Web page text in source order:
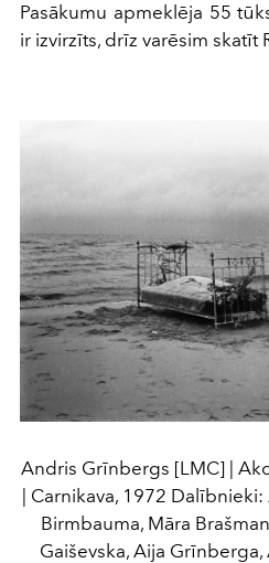
Pasākumu apmeklēja 55
ir izvirzīts, drīz varēsim skatīt
Andris Grīnbergs [LMC] |
| Carnikava, 1972
Birmbauma, Māra
Gaiševska, Aija